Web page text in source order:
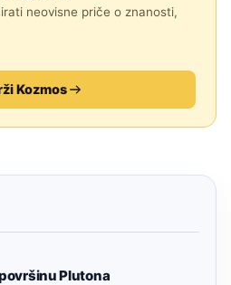
neovisne priče o znanosti,
Kozmos
Plutona